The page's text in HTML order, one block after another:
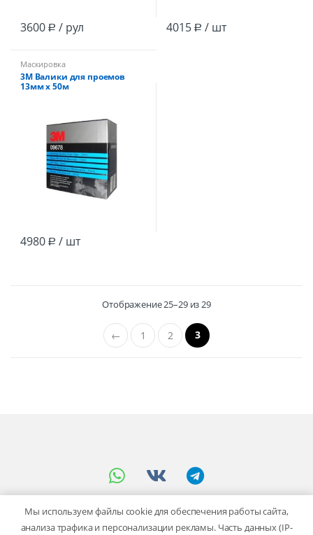
3600 Р / рул 4015 Р / шт
Маскировка
3М Валики для проемов
13мм х 50м
4980 Р / шт
Отображение 25–29 из 29
← 1 2 3
Мы используем файлы cookie для обеспечения работы сайта,
анализа трафика и персонализации рекламы. Часть данных (IP-